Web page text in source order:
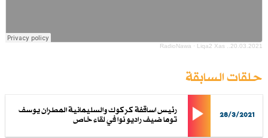
RadioNawa · Liqa2 Xas ..20.03.2021
حلقات السابقة
28/3/2021
رئيس اساقفة كركوك والسليمانية المطران يوسف
توما ضيف راديو نوا في لقاء خاص